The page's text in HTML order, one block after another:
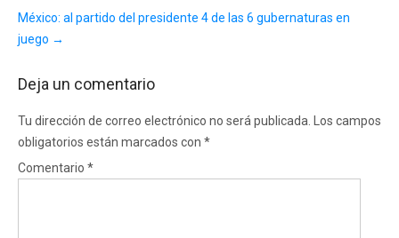
México: al partido del presidente 4 de las 6 gubernaturas en
juego →
Deja un comentario
Tu dirección de correo electrónico no será publicada.
Los campos
obligatorios están marcados con *
Comentario *